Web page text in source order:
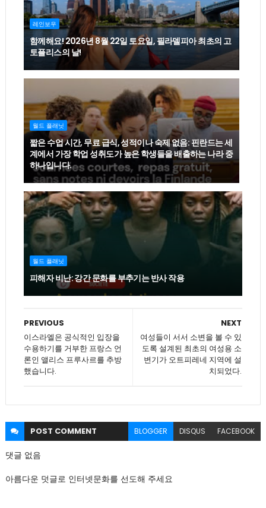
레인보우
함께해요! 2026년 8월 22일 토요일, 필라델피아 최초의 고
토플리스의 날!
월드 플래닛
짧은 수업 시간, 무료 급식, 성적이나 숙제 없음: 핀란드는 세
계에서 가장 학업 성취도가 높은 학생들을 배출하는 나라 중
하나입니다.
월드 플래닛
피해자 비난: 강간 문화를 부추기는 반사 작용
NEXT
여성들이 서서 소변을 볼 수 있
도록 설계된 최초의 여성용 소
변기가 오트피레네 지역에 설
치되었다.
PREVIOUS
이스라엘은 공식적인 입장을
수용하기를 거부한 프랑스 언
론인 앨리스 프루사르를 추방
했습니다.
POST COMMENT BLOGGER DISQUS FACEBOOK
댓글 없음
아름다운 덧글로 인터넷문화를 선도해 주세요